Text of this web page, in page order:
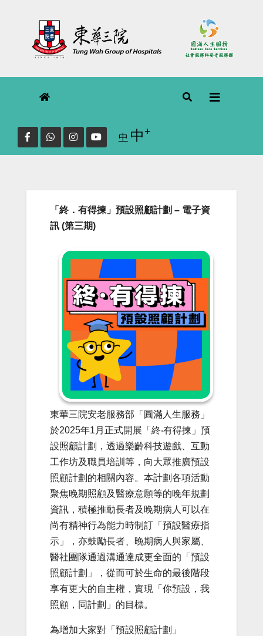
中 Reset
中Increase font size.
+
「終．有得揀」預設照顧計劃 – 電子資
訊 (第三期)
東華三院安老服務部「圓滿人生服務」
於2025年1月正式開展「終‧有得揀」預
設照顧計劃，透過樂齡科技遊戲、互動
工作坊及職員培訓等，向大眾推廣預設
照顧計劃的相關內容。本計劃各項活動
聚焦晚期照顧及醫療意願等的晚年規劃
資訊，積極推動長者及晚期病人可以在
尚有精神行為能力時制訂「預設醫療指
示」，亦鼓勵長者、晚期病人與家屬、
醫社團隊通過溝通達成更全面的「預設
照顧計劃」，從而可於生命的最後階段
享有更大的自主權，實現「你預設，我
照顧，同計劃」的目標。
為增加大家對「預設照顧計劃」